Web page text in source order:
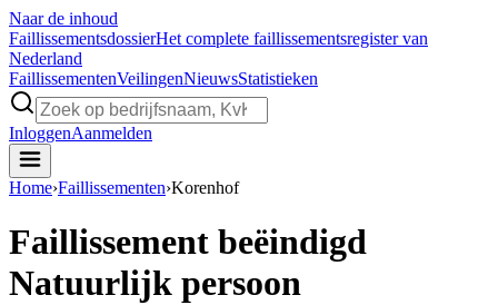
Naar de inhoud
FaillissementsdossierHet complete faillissementsregister van
Nederland
FaillissementenVeilingenNieuwsStatistieken
InloggenAanmelden
Home›Faillissementen›Korenhof
Faillissement beëindigd
Natuurlijk persoon